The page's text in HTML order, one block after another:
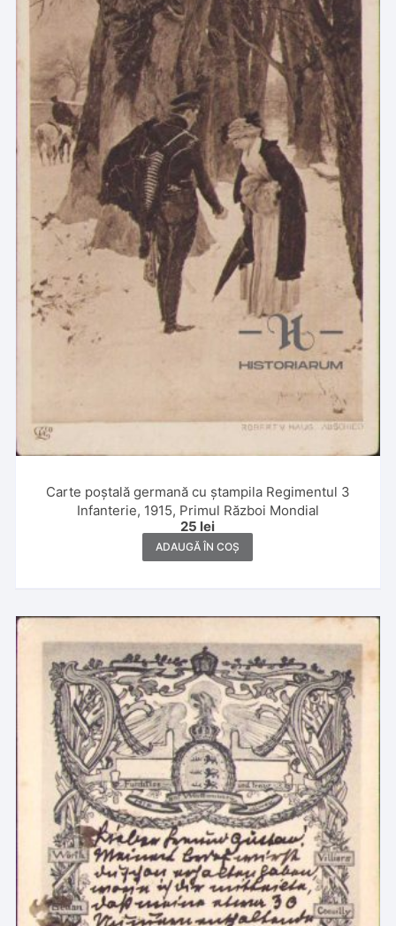
Carte poștală germană cu ștampila Regimentul 3
Infanterie, 1915, Primul Război Mondial
25 lei
ADAUGĂ ÎN COȘ